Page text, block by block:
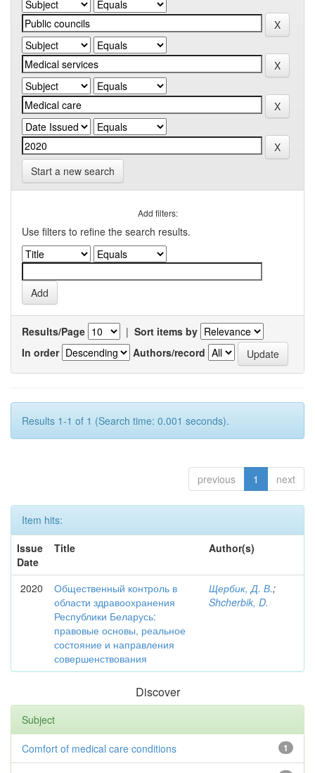
Start a new search
Add filters:
Use filters to refine the search results.
Results/Page | Sort items by
In order
Authors/record
Results 1-1 of 1 (Search time: 0.001 seconds).
previous 1 next
Item hits:
Issue
Date
Title Author(s)
2020
Общественный контроль в
области здравоохранения
Республики Беларусь:
правовые основы, реальное
состояние и направления
совершенствования
Щербик, Д. В.;
Shcherbik, D.
Discover
Subject
1
Comfort of medical care conditions